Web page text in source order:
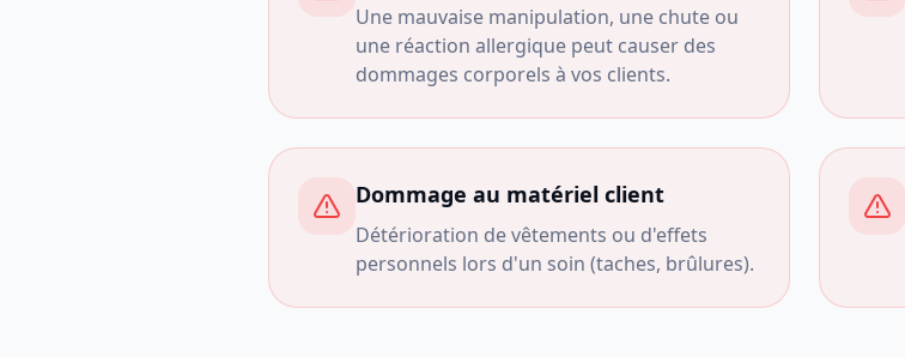
Une mauvaise manipulation, une chute ou
une réaction allergique peut causer des
dommages corporels à vos clients.
Dommage au matériel client
Détérioration de vêtements ou d'effets
personnels lors d'un soin (taches, brûlures).